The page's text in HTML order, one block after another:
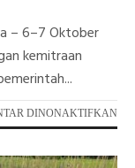
– 6–7 Oktober
kemitraan
DINONAKTIFKAN
JOB